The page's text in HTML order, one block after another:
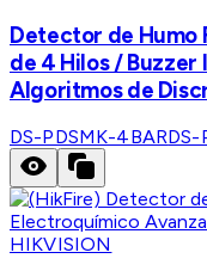
Detector de Humo
de 4 Hilos / Buzzer
Algoritmos de
DS-PDSMK-4BARDS-
HIKVISION